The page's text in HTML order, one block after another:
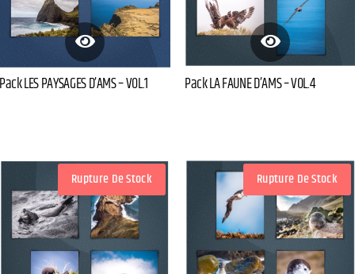
Pack LES PAYSAGES D’AMS – VOL.1 Pack LA FAUNE D’AMS – VOL.4
Rupture De Stock Rupture De Stock